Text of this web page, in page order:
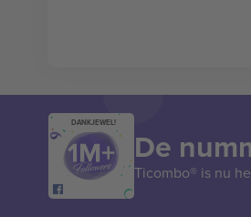
DANKJEWEL!
De
Ticombo® is nu